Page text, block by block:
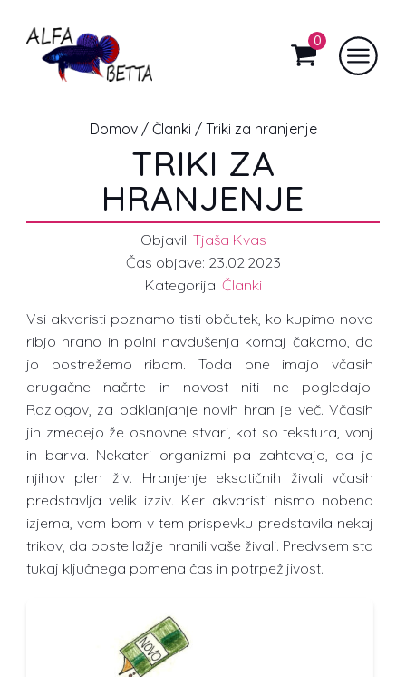
0
Domov/ Članki / Triki za hranjenje
TRIKI ZA
HRANJENJE
Objavil: Tjaša Kvas
Čas objave: 23.02.2023
Kategorija: Članki
Vsi akvaristi poznamo tisti občutek, ko kupimo novo
ribjo hrano in polni navdušenja komaj čakamo, da
jo postrežemo ribam. Toda one imajo včasih
drugačne načrte in novost niti ne pogledajo.
Razlogov, za odklanjanje novih hran je več. Včasih
jih zmedejo že osnovne stvari, kot so tekstura, vonj
in barva. Nekateri organizmi pa zahtevajo, da je
njihov plen živ. Hranjenje eksotičnih živali včasih
predstavlja velik izziv. Ker akvaristi nismo nobena
izjema, vam bom v tem prispevku predstavila nekaj
trikov, da boste lažje hranili vaše živali. Predvsem sta
tukaj ključnega pomena čas in potrpežljivost.